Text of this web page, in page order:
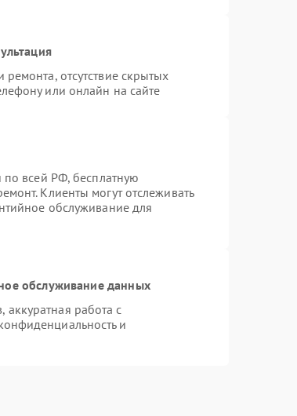
отсутствие скрытых
или онлайн на сайте
по всей РФ, бесплатную
Клиенты могут отслеживать
обслуживание для
обслуживание данных
работа с
и